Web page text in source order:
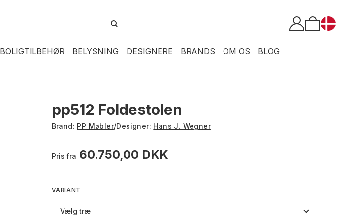
BOLIGTILBEHØR BELYSNING DESIGNERE BRANDS OM OS BLOG
pp512 Foldestolen
Brand: PP Møbler/Designer: Hans J. Wegner
Pris fra 60.750,00 DKK
VARIANT
Vælg træ